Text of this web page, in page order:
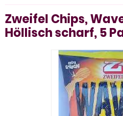
Zweifel Chips,
Höllisch scharf, 5